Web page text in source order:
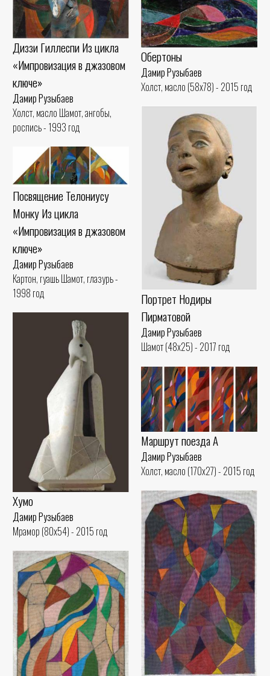
Диззи Гиллеспи Из цикла
«Импровизация в джазовом
ключе»
Дамир Рузыбаев
Холст, масло Шамот, ангобы,
роспись - 1993 год
Обертоны
Дамир Рузыбаев
Холст, масло (58x78) - 2015 год
Портрет Нодиры
Пирматовой
Дамир Рузыбаев
Шамот (48x25) - 2017 год
Посвящение Телониусу
Монку Из цикла
«Импровизация в джазовом
ключе»
Дамир Рузыбаев
Картон, гуашь Шамот, глазурь -
1998 год
Хумо
Дамир Рузыбаев
Мрамор (80x54) - 2015 год
Маршрут поезда А
Дамир Рузыбаев
Холст, масло (170x27) - 2015 год